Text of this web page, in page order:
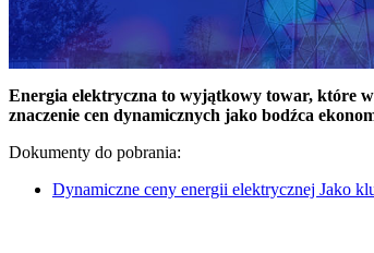
Energia elektryczna to wyjątkowy towar, które
znaczenie cen dynamicznych jako bodźca
Dokumenty do pobrania:
Dynamiczne ceny energii elektrycznej Jako